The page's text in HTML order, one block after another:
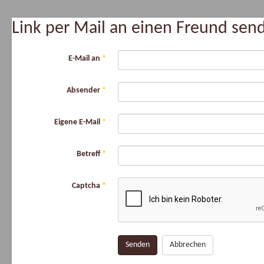
Link per Mail an einen Freund
E-Mail an *
Absender *
Eigene E-Mail *
Betreff*
Captcha *
Senden Abbrechen